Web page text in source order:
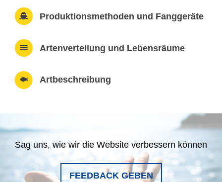
Produktionsmethoden und Fanggeräte
Artenverteilung und Lebensräume
Artbeschreibung
Sag uns, wie wir die Website verbessern können
FEEDBACK GEBEN